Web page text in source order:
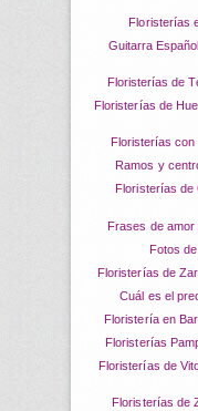
Guitarra Española de flores naturales para enviar al
Floristerías de
Floristerías de Huesca con envío de flores a domicilio en
Floristerías
Ramos y
Floristerías de Guadalajara con envío de flores a
Frases de
Fotos
Floristerías de
Cuál es el
Floristería en
Floristerías
Floristerías de Vitoria con envío de flores a domicilio en
Floristerías de